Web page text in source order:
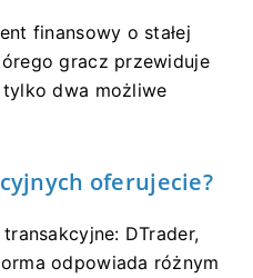
finansowy o stałej
gracz przewiduje
dwa możliwe
oferujecie?
DTrader,
odpowiada różnym